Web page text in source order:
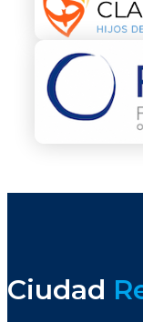
Ciudad